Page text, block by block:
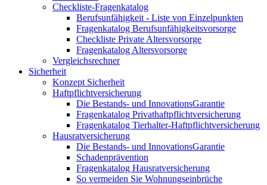
Checkliste-Fragenkatalog
Berufsunfähigkeit - Liste von Einzelpunkten
Fragenkatalog Berufsunfähigkeitsvorsorge
Checkliste Private Altersvorsorge
Fragenkatalog Altersvorsorge
Vergleichsrechner
Sicherheit
Konzept Sicherheit
Haftpflichtversicherung
Die Bestands- und InnovationsGarantie
Fragenkatalog Privathaftpflichtversicherung
Fragenkatalog Tierhalter-Haftpflichtversicherung
Hausratversicherung
Die Bestands- und InnovationsGarantie
Schadenprävention
Fragenkatalog Hausratversicherung
So vermeiden Sie Wohnungseinbrüche